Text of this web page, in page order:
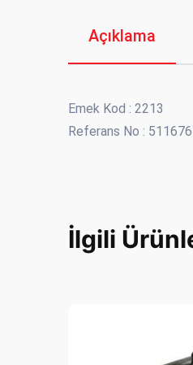
Açıklama
Emek Kod : 2213
Referans No :
İlgili